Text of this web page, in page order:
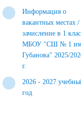
Информация о
вакантных местах /
зачисление в 1
МБОУ "СШ № 1
Губанова" 2025/
г.
2026 - 2027
год